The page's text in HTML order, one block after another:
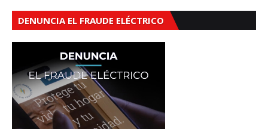
DENUNCIA EL FRAUDE ELÉCTRICO